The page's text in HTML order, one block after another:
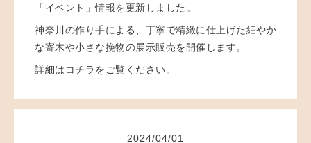
「イベント」情報を更新しました。
神奈川の作り手による、丁寧で精緻に仕上げた細やか
な寄木や小さな挽物の展示販売を開催します。
詳細は コチラをご覧ください。
2024/04/01